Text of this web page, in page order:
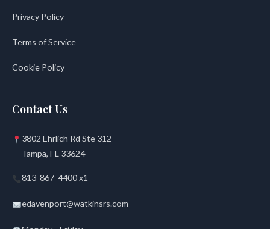
Privacy Policy
Terms of Service
Cookie Policy
Contact Us
3802 Ehrlich Rd Ste 312
Tampa, FL 33624
813-867-4400 x1
edavenport@watkinsrs.com